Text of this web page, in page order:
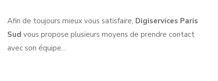
Afin de toujours mieux vous satisfaire, Digiservices Paris
Sud vous propose plusieurs moyens de prendre contact
avec son équipe…